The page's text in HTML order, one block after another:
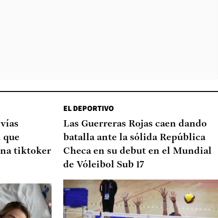
que
tiktoker
EL DEPORTIVO
Las Guerreras Rojas caen dando
batalla ante la sólida República
Checa en su debut en el Mundial
de Vóleibol Sub 17